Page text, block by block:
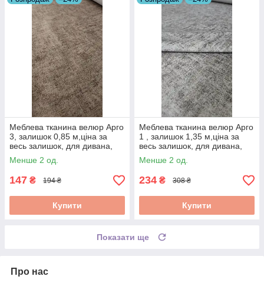
Меблева тканина велюр Арго
3, залишок 0,85 м,ціна за
весь залишок, для дивана,
тканина для оббивки меблів,
розпродаж
Менше 2 од.
147 ₴ 194 ₴
Купити
Меблева тканина велюр Арго
1 , залишок 1,35 м,ціна за
весь залишок, для дивана,
тканина для оббивки меблів,
розпродаж
Менше 2 од.
234 ₴ 308 ₴
Купити
Показати ще
Про нас